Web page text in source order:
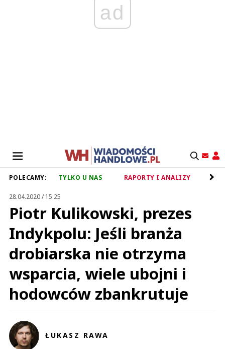
ad
POLECAMY: TYLKO U NAS RAPORTY I ANALIZY
28.04.2020 / 15:25
Piotr Kulikowski, prezes
Indykpolu: Jeśli branża
drobiarska nie otrzyma
wsparcia, wiele ubojni i
hodowców zbankrutuje
ŁUKASZ RAWA